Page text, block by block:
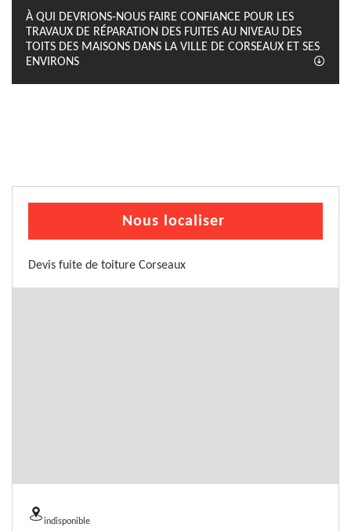
À QUI DEVRIONS-NOUS FAIRE CONFIANCE POUR LES
TRAVAUX DE RÉPARATION DES FUITES AU NIVEAU DES
TOITS DES MAISONS DANS LA VILLE DE CORSEAUX ET SES
ENVIRONS
Nous localiser
Devis fuite de toiture Corseaux
indisponible